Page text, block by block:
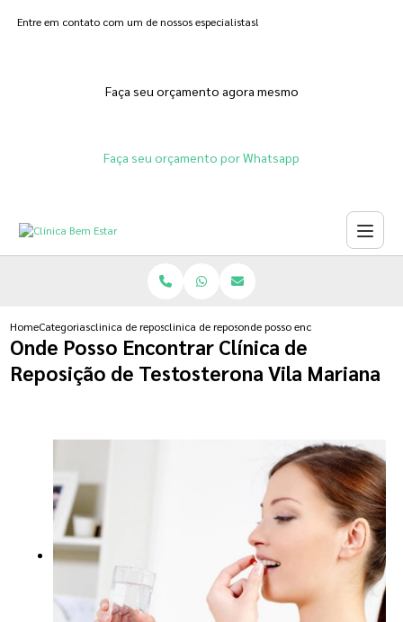
Entre em contato com um de nossos especialistas!
Faça seu orçamento agora mesmo
Faça seu orçamento por Whatsapp
HomeCategoriasclinica de reposicao hormonalclinica de reposicao hormonal que emagrece
onde posso encontrar clinica de
Onde Posso Encontrar Clínica de
Reposição de Testosterona Vila Mariana